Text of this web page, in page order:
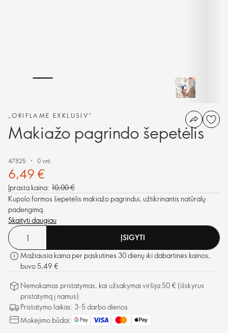
„ORIFLAME EXKLUSIV“
Makiažo pagrindo šepetėlis
47825 0 vnt.
6,49 €
Įprasta kaina: 10,00 €
Kupolo formos šepetėlis makiažo pagrindui, užtikrinantis natūralų
padengimą.
Skaityti daugiau
ĮSIGYTI
Mažiausia kaina per paskutines 30 dienų iki dabartinės kainos,
buvo 5,49 €
Nemokamas pristatymas, kai užsakymai viršija 50 € (išskyrus
pristatymą į namus)
Pristatymo laikas: 3-5 darbo dienos
Mokėjimo būdai: